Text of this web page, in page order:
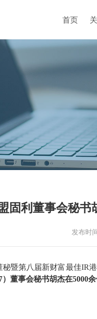
首页
固利董事会秘书
发布时
秘暨第八届新财富最佳IR
）董事会秘书胡杰在5000余